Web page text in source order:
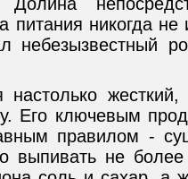
питания никогда
Его ключевым
правилом -
выпивать не